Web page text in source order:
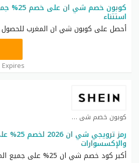
كوبون خصم
استتناء
أحصل على كوبون شي ان المغرب
كوبون خصم شي ان كوبون
رمز
والإكسسوارات
أكبر كود خصم شي ان 25% على جميع المنتجات شي